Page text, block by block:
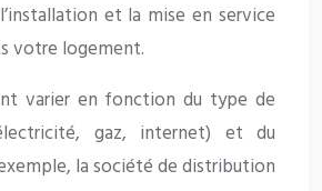
et la mise en service
votre logement.
varier en fonction du type de
gaz, internet) et du
la société de distribution